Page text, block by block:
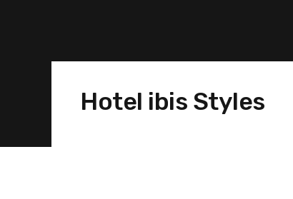
Hotel ibis Styles